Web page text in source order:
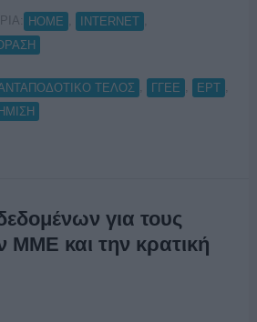
HOME INTERNET
ΤΕΛΟΣ ΓΓΕΕ ΕΡΤ
για τους
ΜΜΕ και την κρατική